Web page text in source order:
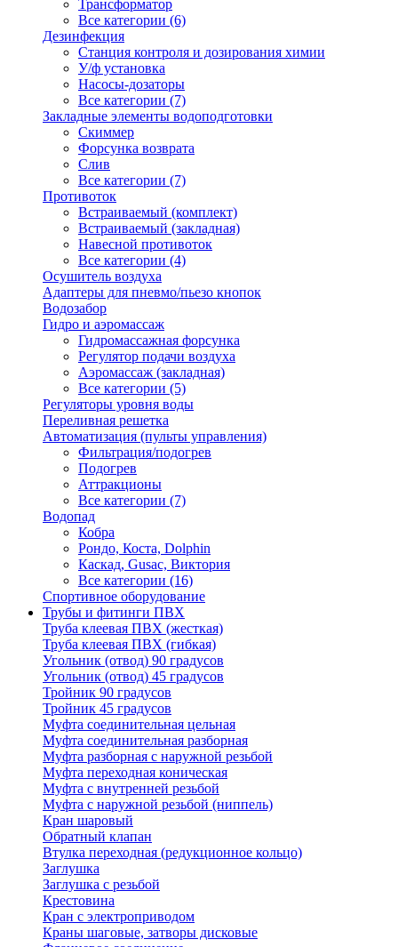
Трансформатор
Все категории (6)
Дезинфекция
Станция контроля и дозирования химии
У/ф установка
Насосы-дозаторы
Все категории (7)
Закладные элементы водоподготовки
Скиммер
Форсунка возврата
Слив
Все категории (7)
Противоток
Встраиваемый (комплект)
Встраиваемый (закладная)
Навесной противоток
Все категории (4)
Осушитель воздуха
Адаптеры для пневмо/пьезо кнопок
Водозабор
Гидро и аэромассаж
Гидромассажная форсунка
Регулятор подачи воздуха
Аэромассаж (закладная)
Все категории (5)
Регуляторы уровня воды
Переливная решетка
Автоматизация (пульты управления)
Фильтрация/подогрев
Подогрев
Аттракционы
Все категории (7)
Водопад
Кобра
Рондо, Коста, Dolphin
Каскад, Gusac, Виктория
Все категории (16)
Спортивное оборудование
Трубы и фитинги ПВХ
Труба клеевая ПВХ (жесткая)
Труба клеевая ПВХ (гибкая)
Угольник (отвод) 90 градусов
Угольник (отвод) 45 градусов
Тройник 90 градусов
Тройник 45 градусов
Муфта соединительная цельная
Муфта соединительная разборная
Муфта разборная с наружной резьбой
Муфта переходная коническая
Муфта с внутренней резьбой
Муфта с наружной резьбой (ниппель)
Кран шаровый
Обратный клапан
Втулка переходная (редукционное кольцо)
Заглушка
Заглушка с резьбой
Крестовина
Кран с электроприводом
Краны шаговые, затворы дисковые